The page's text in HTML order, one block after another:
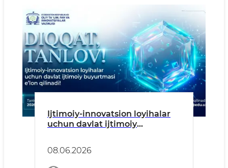
Ijtimoiy-innovatsion loyihalar
uchun davlat ijtimoiy
08.06.2026